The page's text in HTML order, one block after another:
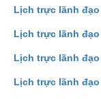
Lịch trực lãnh đạo
Lịch trực lãnh đạo
Lịch trực lãnh đạo
Lịch trực lãnh đạo